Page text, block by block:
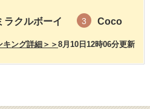
ラクルボーイ 3 Coco
8月10日12時06分更新
キング詳細＞＞